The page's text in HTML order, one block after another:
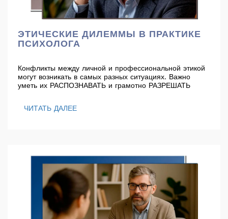
ЭТИЧЕСКИЕ ДИЛЕММЫ В ПРАКТИКЕ
ПСИХОЛОГА
Конфликты между личной и профессиональной этикой
могут возникать в самых разных ситуациях. Важно
уметь их РАСПОЗНАВАТЬ и грамотно РАЗРЕШАТЬ
ЧИТАТЬ ДАЛЕЕ